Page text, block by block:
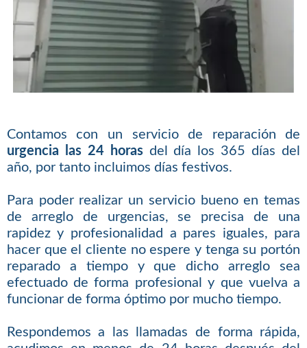
Contamos con un servicio de reparación de
urgencia las 24 horasdel día los 365 días del
año, por tanto incluimos días festivos.
Para poder realizar un servicio bueno en temas
de arreglo de urgencias, se precisa de una
rapidez y profesionalidad a pares iguales, para
hacer que el cliente no espere y tenga su portón
reparado a tiempo y que dicho arreglo sea
efectuado de forma profesional y que vuelva a
funcionar de forma óptimo por mucho tiempo.
Respondemos a las llamadas de forma rápida,